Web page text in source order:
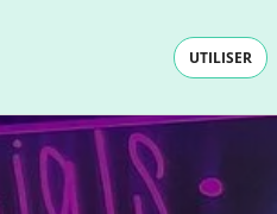
UTILISER